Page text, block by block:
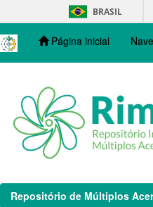
BRASIL
Página inicial
Repositório de Múltiplos